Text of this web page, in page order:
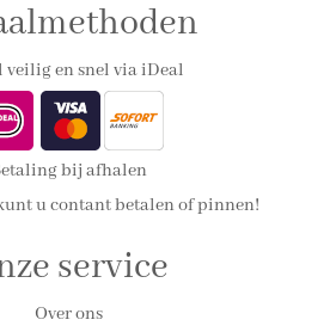
veilig en snel via iDeal
bij afhalen
u contant betalen of pinnen!
service
Over ons